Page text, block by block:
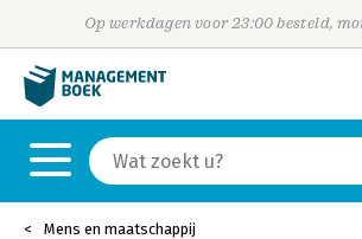
Op werkdagen voor 23:00 besteld,
Mens en maatschappij